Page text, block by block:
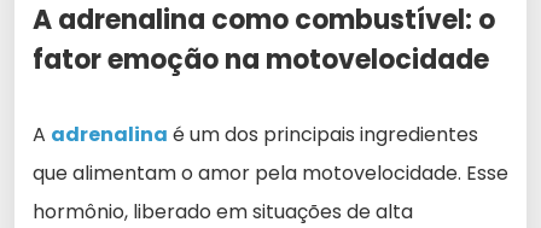
A adrenalina como combustível: o
fator emoção na motovelocidade
A adrenalina é um dos principais ingredientes
que alimentam o amor pela motovelocidade. Esse
hormônio, liberado em situações de alta